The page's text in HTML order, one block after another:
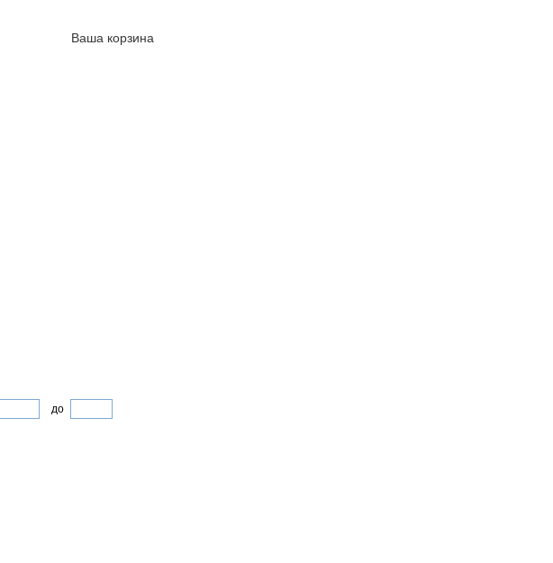
Ваша корзина
до